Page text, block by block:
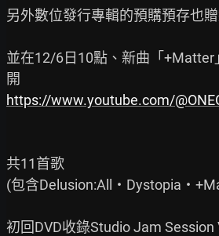
另外數位發行專輯的預購預存也
並在12/6日10點、新曲「+Matter
https://www.youtube.com/
共11首歌
(包含Delusion:All・Dystopia・
初回DVD收錄Studio Jam Session